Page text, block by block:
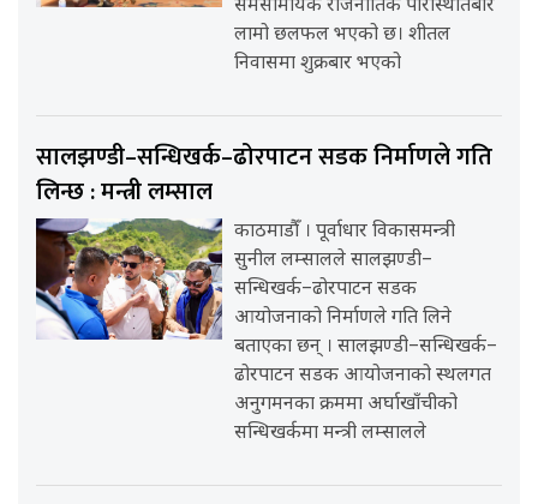
समसामयिक राजनीतिक परिस्थितिबारे
लामो छलफल भएको छ। शीतल
निवासमा शुक्रबार भएको
सालझण्डी–सन्धिखर्क–ढोरपाटन सडक निर्माणले गति
लिन्छ : मन्त्री लम्साल
काठमाडौँ । पूर्वाधार विकासमन्त्री
सुनील लम्सालले सालझण्डी–
सन्धिखर्क–ढोरपाटन सडक
आयोजनाको निर्माणले गति लिने
बताएका छन् । सालझण्डी–सन्धिखर्क–
ढोरपाटन सडक आयोजनाको स्थलगत
अनुगमनका क्रममा अर्घाखाँचीको
सन्धिखर्कमा मन्त्री लम्सालले